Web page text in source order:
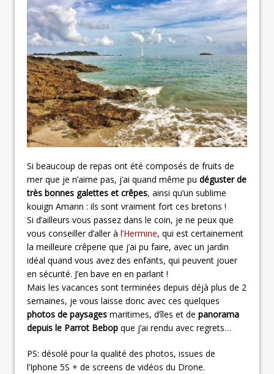
Si beaucoup de repas ont été composés de fruits de
mer que je n’aime pas, j’ai quand même pu déguster de
très bonnes galettes et crêpes, ainsi qu’un sublime
kouign Amann : ils sont vraiment fort ces bretons !
Si d’ailleurs vous passez dans le coin, je ne peux que
vous conseiller d’aller à l’Hermine, qui est certainement
la meilleure crêperie que j’ai pu faire, avec un jardin
idéal quand vous avez des enfants, qui peuvent jouer
en sécurité. J’en bave en en parlant !
Mais les vacances sont terminées depuis déjà plus de 2
semaines, je vous laisse donc avec ces quelques
photos de paysages maritimes, d’îles et de panorama
depuis le Parrot Bebop que j’ai rendu avec regrets…
PS: désolé pour la qualité des photos, issues de
l’Iphone 5S + de screens de vidéos du Drone.